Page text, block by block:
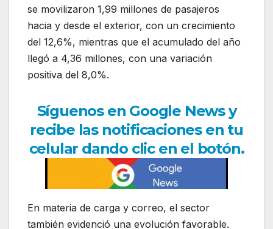
se movilizaron 1,99 millones de pasajeros
hacia y desde el exterior, con un crecimiento
del 12,6%, mientras que el acumulado del año
llegó a 4,36 millones, con una variación
positiva del 8,0%.
Síguenos en Google News y
recibe las notificaciones en tu
celular dando clic en el botón.
En materia de carga y correo, el sector
también evidenció una evolución favorable.